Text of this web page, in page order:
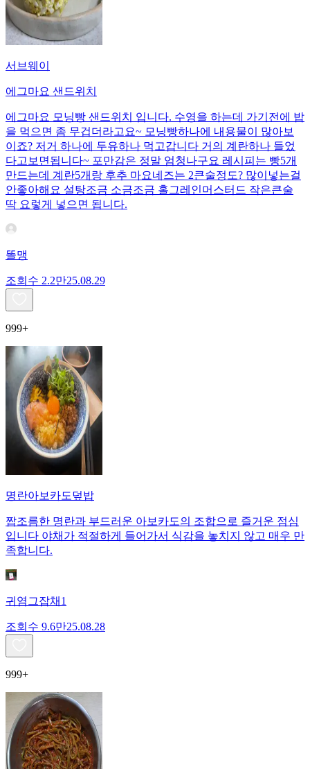
서브웨이
에그마요 샌드위치
에그마요 모닝빵 샌드위치 입니다. 수영을 하는데 가기전에 밥
을 먹으면 좀 무겁더라고요~ 모닝빵하나에 내용물이 많아보
이죠? 저거 하나에 두유하나 먹고갑니다 거의 계란하나 들었
다고보면됩니다~ 포만감은 정말 엄청나구요 레시피는 빵5개
만드는데 계란5개랑 후추 마요네즈는 2큰술정도? 많이넣는걸
안좋아해요 설탕조금 소금조금 홀그레인머스터드 작은큰술
딱 요렇게 넣으면 됩니다.
똘맹
조회수 2.2만25.08.29
999+
명란아보카도덮밥
짭조름한 명란과 부드러운 아보카도의 조합으로 즐거운 점심
입니다 야채가 적절하게 들어가서 식감을 놓치지 않고 매우 만
족합니다.
귀염그잡채1
조회수 9.6만25.08.28
999+